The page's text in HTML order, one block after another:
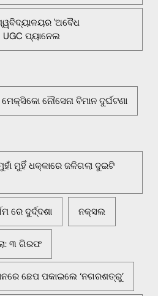
'ଅବୈଧ
UGC ପ୍ୟାନେଲ
ନୌସେନା ବିମାନ ଦୁର୍ଘଟଣା
ମୁହିଁ ଧକ୍କାରେ ଜଳିଗଲା ଦୁଇଟି
ରେ ଦୁର୍ଦ୍ଦଶା ନକ୍ସଲ
୩ ଗିରଫ
ଛେପ ପକାଇଲେ ‘ନଗରଶତ୍ରୁ’